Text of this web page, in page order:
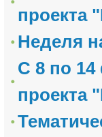
проекта
Неделя
С 8 по
проекта